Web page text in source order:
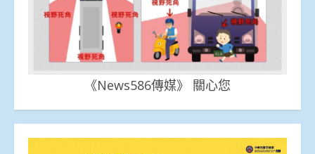
《News586傳媒》 關心您